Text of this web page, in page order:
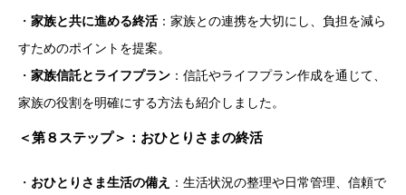
・ 家族と共に進める終活 ：家族との連携を大切にし、負担を減ら
すためのポイントを提案。
・ 家族信託とライフプラン ：信託やライフプラン作成を通じて、
家族の役割を明確にする方法も紹介しました。
＜第８ステップ＞：おひとりさまの終活
・ おひとりさま生活の備え
：生活状況の整理や日常管理、信頼で